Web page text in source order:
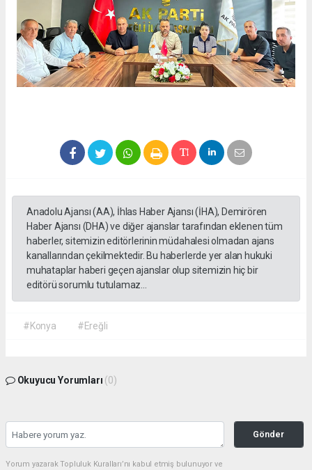
Anadolu Ajansı (AA), İhlas Haber Ajansı (İHA), Demirören
Haber Ajansı (DHA) ve diğer ajanslar tarafından eklenen tüm
haberler, sitemizin editörlerinin müdahalesi olmadan ajans
kanallarından çekilmektedir. Bu haberlerde yer alan hukuki
muhataplar haberi geçen ajanslar olup sitemizin hiç bir
editörü sorumlu tutulamaz...
#Konya #Ereğli
Okuyucu Yorumları (0)
Gönder
Yorum yazarak Topluluk Kuralları’nı kabul etmiş bulunuyor ve